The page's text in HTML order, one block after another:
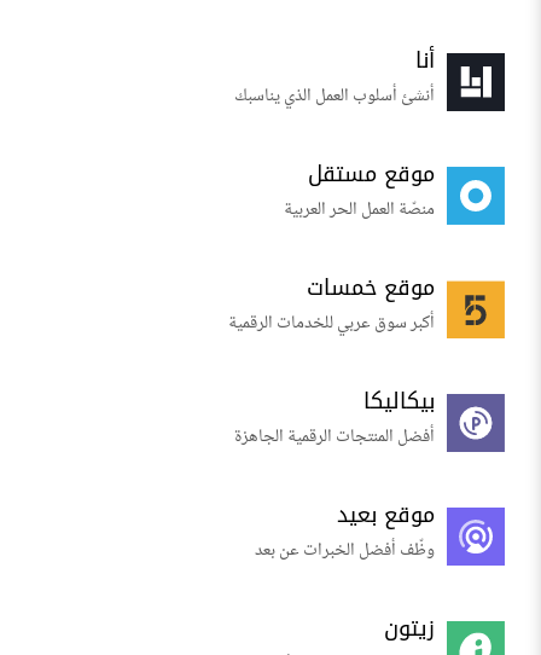
أنا
أنشئ أسلوب العمل الذي يناسبك
موقع مستقل
منصّة العمل الحر العربية
موقع خمسات
أكبر سوق عربي للخدمات الرقمية
بيكاليكا
أفضل المنتجات الرقمية الجاهزة
موقع بعيد
وظّف أفضل الخبرات عن بعد
زيتون